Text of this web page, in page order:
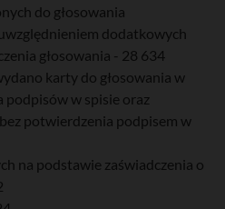
do głosowania
dodatkowych
głosowania - 28 634
karty do głosowania w
podpisów w spisie oraz
potwierdzenia podpisem w
na podstawie zaświadczenia o